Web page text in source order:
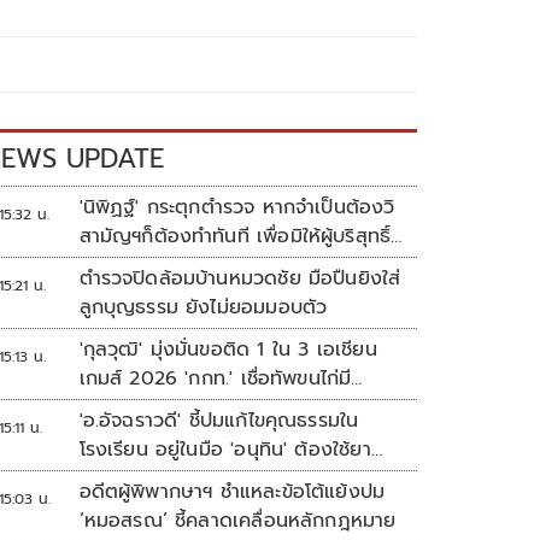
UPDATE
15:32 น.
'นิพิฏฐ์' กระตุกตำรวจ หากจำเป็นต้องวิ
สามัญฯก็ต้องทำทันที เพื่อมิให้ผู้บริสุทธิ์
เสียชีวิตเพิ่ม
15:21 น.
ตำรวจปิดล้อมบ้านหมวดชัย มือปืนยิงใส่
ลูกบุญธรรม ยังไม่ยอมมอบตัว
15:13 น.
'กุลวุฒิ' มุ่งมั่นขอติด 1 ใน 3 เอเชียน
เกมส์ 2026 'กกท.' เชื่อทัพขนไก่มี
เหรียญแน่
15:11 น.
'อ.อัจฉราวดี' ชี้ปมแก้ไขคุณธรรมใน
โรงเรียน อยู่ในมือ 'อนุทิน' ต้องใช้ยา
แรงกับ ก.ศึกษา เรื่องปืนแค่ปลายเหตุ
15:03 น.
อดีตผู้พิพากษาฯ ชำแหละข้อโต้แย้งปม
‘หมอสรณ’ ชี้คลาดเคลื่อนหลักกฎหมาย